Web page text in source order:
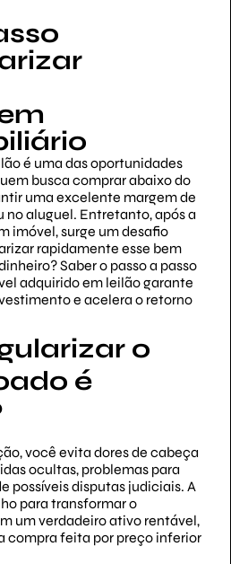
é uma das oportunidades
busca comprar abaixo do
uma excelente margem de
no aluguel. Entretanto, após a
imóvel, surge um desafio
rapidamente esse bem
Saber o passo a passo
adquirido em leilão garante
e acelera o retorno
o
é
você evita dores de cabeça
ocultas, problemas para
possíveis disputas judiciais. A
para transformar o
um verdadeiro ativo rentável,
compra feita por preço inferior